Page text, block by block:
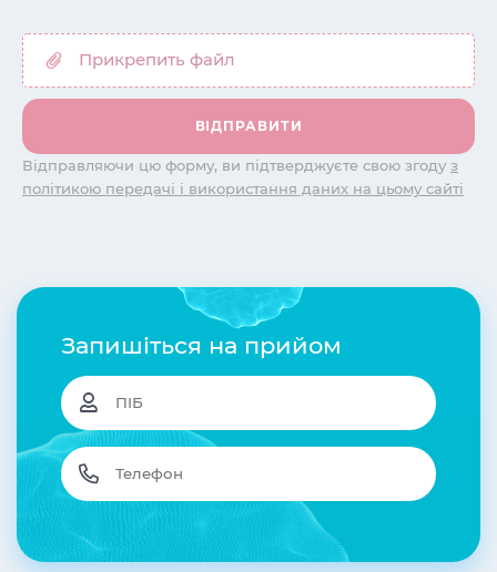
Відправляючи цю форму, ви підтверджуєте свою згоду з
політикою передачі і використання даних на цьому сайті
Запишіться на прийом